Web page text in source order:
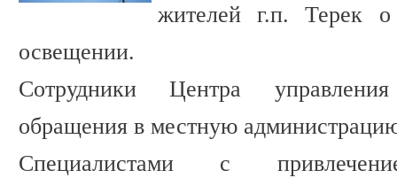
жителей г.п. Терек о
освещении.
Сотрудники Центра
обращения в местную
Специалистами с